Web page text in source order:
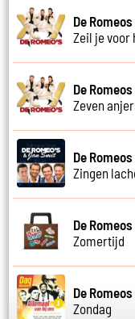
De Romeos
Zeil je voor
De Romeos
Zeven
De
Zingen
De Romeos
Zomertijd
De Romeos
Zondag